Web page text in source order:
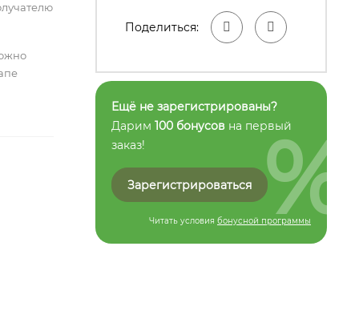
Поделиться:
Ещё не зарегистрированы?
Дарим 100 бонусов на первый
заказ!
Зарегистрироваться
Читать условия бонусной программы
%